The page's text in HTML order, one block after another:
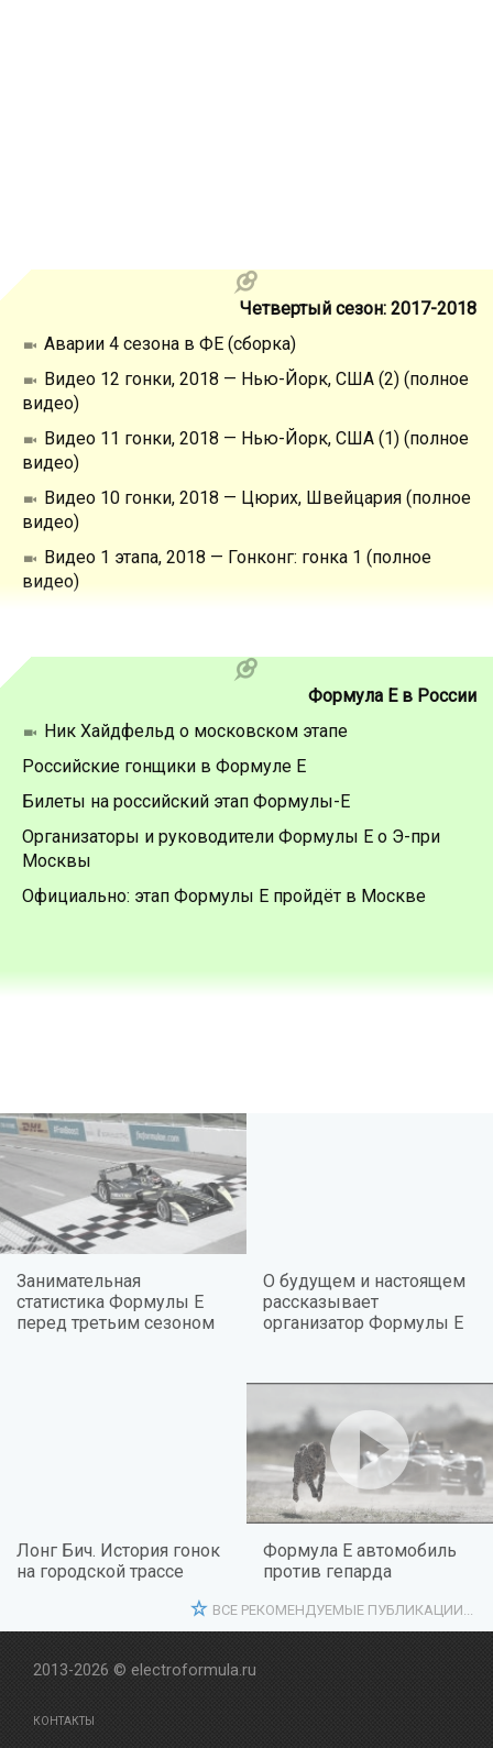
Четвертый сезон: 2017-2018
Аварии 4 сезона в ФЕ (сборка)
Видео 12 гонки, 2018 — Нью-Йорк, США (2) (полное
видео)
Видео 11 гонки, 2018 — Нью-Йорк, США (1) (полное
видео)
Видео 10 гонки, 2018 — Цюрих, Швейцария (полное
видео)
Видео 1 этапа, 2018 — Гонконг: гонка 1 (полное
видео)
Формула Е в России
Ник Хайдфельд о московском этапе
Российские гонщики в Формуле Е
Билеты на российский этап Формулы-Е
Организаторы и руководители Формулы Е о Э-при
Москвы
Официально: этап Формулы Е пройдёт в Москве
Занимательная
статистика Формулы Е
перед третьим сезоном
О будущем и настоящем
рассказывает
организатор Формулы Е
Лонг Бич. История гонок
на городской трассе
Формула Е автомобиль
против гепарда
ВСЕ РЕКОМЕНДУЕМЫЕ ПУБЛИКАЦИИ...
2013-2026 © electroformula.ru
КОНТАКТЫ